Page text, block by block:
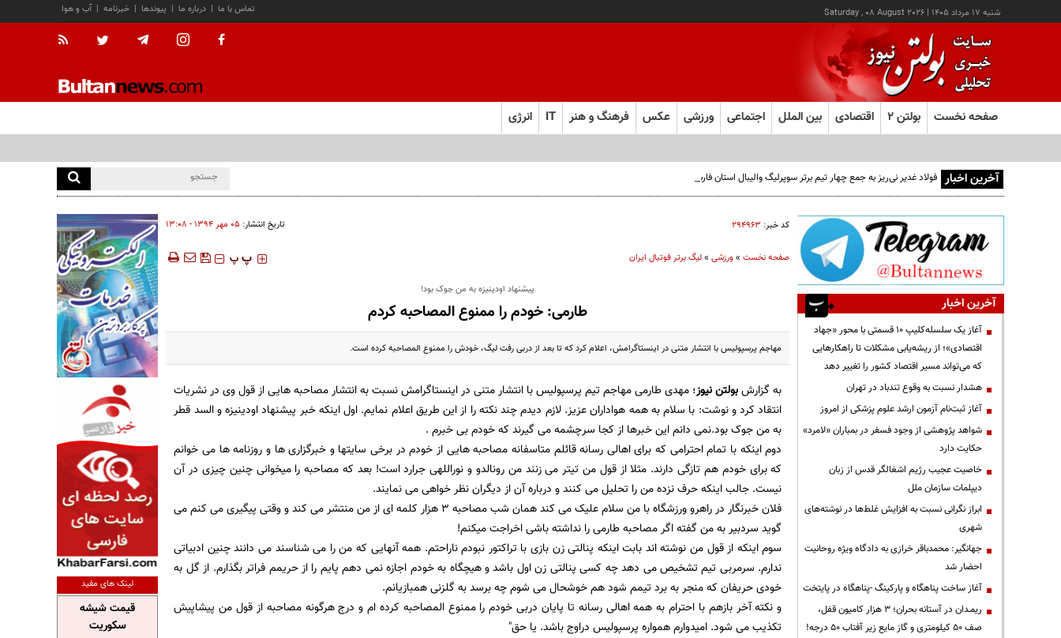
شنبه ۱۷ مرداد ۱۴۰۵ |
Saturday , 08 August 2026 آب و هوا | خبرنامه | پیوندها | درباره ما | تماس با ما
صفحه نخست بولتن ۲ اقتصادی بین الملل اجتماعی ورزشی عکس فرهنگ و هنر IT انرژی
آخرین اخبار فولاد غدیر نی‌ریز به جمع چهار تیم برتر سوپرلیگ والیبال استان فارس صعود کرد
کد خبر: ۲۹۴۹۶۳ تاریخ انتشار: ۰۵ مهر ۱۳۹۴ - ۱۳:۰۸
صفحه نخست»ورزشی»لیگ برتر فوتبال ایران ‍‍‍ پ پ
پیشنهاد اودینیزه به من جوک بود!
طارمی: خودم را ممنوع المصاحبه کردم
مهاجم پرسپولیس با انتشار متنی در اینستاگرامش، اعلام کرد که تا بعد از دربی رفت لیگ، خودش را ممنوع المصاحبه کرده است.
به گزارشبولتن نیوز؛ مهدی طارمی مهاجم تیم پرسپولیس با انتشار متنی در اینستاگرامش نسبت به انتشار مصاحبه هایی از قول وی در نشریات
انتقاد کرد و نوشت: با سلام به همه هواداران عزیز. لازم دیدم چند نکته را از این طریق اعلام نمایم. اول اینکه خبر پیشنهاد اودینیزه و السد قطر
به من جوک بود.نمی دانم این خبرها از کجا سرچشمه می گیرند که خودم بی خبرم .
دوم اینکه با تمام احترامی که برای اهالی رسانه قائلم متاسفانه مصاحبه هایی از خودم در برخی سایتها و خبرگزاری ها و روزنامه ها می خوانم
که برای خودم هم تازگی دارند. مثلا از قول من تیتر می زنند من رونالدو و نوراللهی جرارد است! بعد که مصاحبه را میخوانی چنین چیزی در آن
نیست. جالب اینکه حرف نزده من را تحلیل می کنند و درباره آن از دیگران نظر خواهی می نمایند.
فلان خبرنگار در راهرو ورزشگاه با من سلام علیک می کند همان شب مصاحبه ۳ هزار کلمه ای از من منتشر می کند و وقتی پیگیری می کنم می
گوید سردبیر به من گفته اگر مصاحبه طارمی را نداشته باشی اخراجت میکنم!
سوم اینکه از قول من نوشته اند بابت اینکه پنالتی زن بازی با تراکتور نبودم ناراحتم. همه آنهایی که من را می شناسند می دانند چنین ادبیاتی
ندارم. سرمربی تیم تشخیص می دهد چه کسی پنالتی زن اول باشد و هیچگاه به خودم اجازه نمی دهم پایم را از حریمم فراتر بگذارم. از گل به
خودی حریفان که منجر به برد تیمم شود هم خوشحال می شوم چه برسد به گلزنی همبازیانم.
و نکته آخر بازهم با احترام به همه اهالی رسانه تا پایان دربی خودم را ممنوع المصاحبه کرده ام و درج هرگونه مصاحبه از قول من پیشاپیش
تکذیب می شود. امیدوارم همواره پرسپولیس دراوج باشد. یا حق"
آخرین اخبار
آغاز یک سلسله‌کلیپ ۱۰ قسمتی با محور «جهاد
اقتصادی»؛ از ریشه‌یابی مشکلات تا راهکارهایی
که می‌تواند مسیر اقتصاد کشور را تغییر دهد
هشدار نسبت به وقوع تندباد در تهران
آغاز ثبت‌نام آزمون ارشد علوم پزشکی از امروز
شواهد پژوهشی از وجود فسفر در بمباران «لامرد»
حکایت دارد
خاصیت عجیب رژیم اشغالگر قدس از زبان
دیپلمات سازمان ملل
ابراز نگرانی نسبت به افزایش غلط‌ها در نوشته‌های
شهری
جهانگیر: محمدباقر خرازی به دادگاه ویژه روحانیت
احضار شد
آغاز ساخت پناهگاه و پارکینگ -پناهگاه در پایتخت
ریمـدان در آستانه بحران؛ ۳ هزار کامیون قفل،
صف ۵۰ کیلومتری و گاز مایع زیر آفتاب ۵۰ درجه!
لینک های مفید
قیمت شیشه
سکوریت